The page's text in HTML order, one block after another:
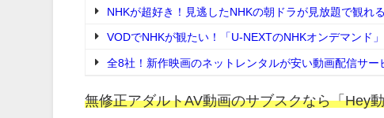
NHKが超好き！見逃したNHKの朝ドラが見放題で観れ
VODでNHKが観たい！「U-NEXTのNHKオンデマンド
全8社！新作映画のネットレンタルが安い動画配信サー
無修正アダルトAV動画のサブスクなら「Hey